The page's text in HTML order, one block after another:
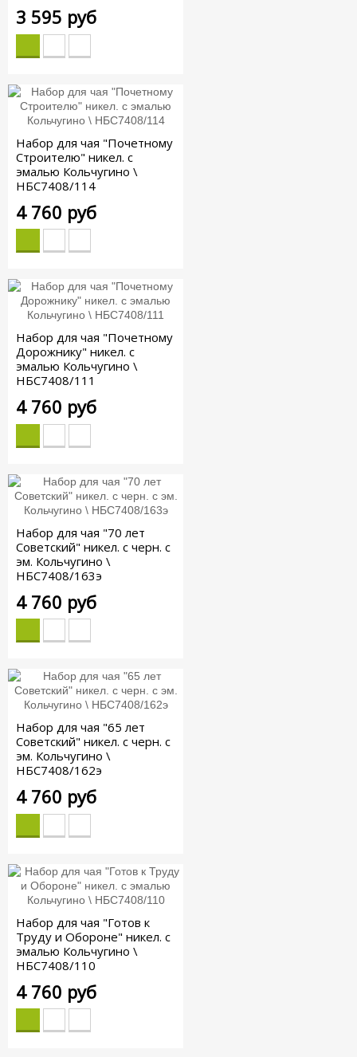
3 595 руб
Набор для чая "Почетному
Строителю" никел. с
эмалью Кольчугино \
НБС7408/114
4 760 руб
Набор для чая "Почетному
Дорожнику" никел. с
эмалью Кольчугино \
НБС7408/111
4 760 руб
Набор для чая "70 лет
Советский" никел. с черн. с
эм. Кольчугино \
НБС7408/163э
4 760 руб
Набор для чая "65 лет
Советский" никел. с черн. с
эм. Кольчугино \
НБС7408/162э
4 760 руб
Набор для чая "Готов к
Труду и Обороне" никел. с
эмалью Кольчугино \
НБС7408/110
4 760 руб